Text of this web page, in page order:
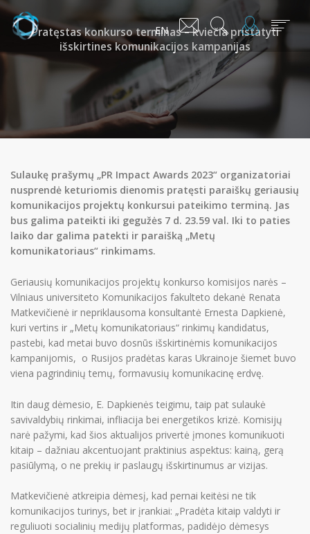
EN
Mes
Narystė
Aktualijos
PR Impact Awards
Renginiai
Apie RsV
Pratęstas konkurso terminas – kviečia pristatyti
išskirtines komunikacijos kampanijas
Sulaukę prašymų „PR Impact Awards 2023“ organizatoriai
nusprendė keturiomis dienomis pratęsti paraiškų geriausių
komunikacijos projektų konkursui pateikimo terminą. Jas
bus galima pateikti iki gegužės 7 d. 23.59 val. Iki to paties
laiko dar galima patekti ir paraišką „Metų
komunikatoriaus“ rinkimams.
Geriausių komunikacijos projektų konkurso komisijos narės –
Vilniaus universiteto Komunikacijos fakulteto dekanė Renata
Matkevičienė ir nepriklausoma konsultantė Ernesta Dapkienė,
kuri vertins ir „Metų komunikatoriaus“ rinkimų kandidatus,
pastebi, kad metai buvo dosnūs išskirtinėmis komunikacijos
kampanijomis, o Rusijos pradėtas karas Ukrainoje šiemet buvo
viena pagrindinių temų, formavusių komunikacinę erdvę.
Itin daug dėmesio, E. Dapkienės teigimu, taip pat sulaukė
savivaldybių rinkimai, infliacija bei energetikos krizė. Komisijų
narė pažymi, kad šios aktualijos privertė įmones komunikuoti
kitaip – dažniau akcentuojant praktinius aspektus: kainą, gerą
pasiūlymą, o ne prekių ir paslaugų išskirtinumus ar vizijas.
Matkevičienė atkreipia dėmesį, kad pernai keitėsi ne tik
komunikacijos turinys, bet ir įrankiai: „Pradėta kitaip valdyti ir
reguliuoti socialinių medijų platformas, padidėjo dėmesys